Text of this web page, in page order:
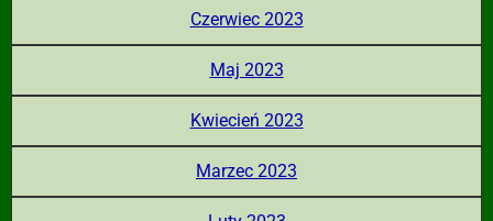
Czerwiec 2023
Maj 2023
Kwiecień 2023
Marzec 2023